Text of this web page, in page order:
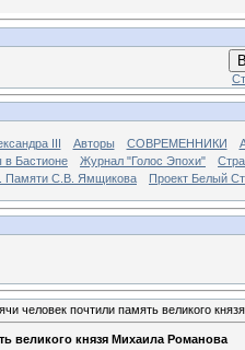
III Авторы СОВРЕМЕННИКИ
в Бастионе Журнал "Голос Эпохи"
Памяти С.В. Ямщикова Проект Белый
человек почтили память великого
великого князя Михаила Романова